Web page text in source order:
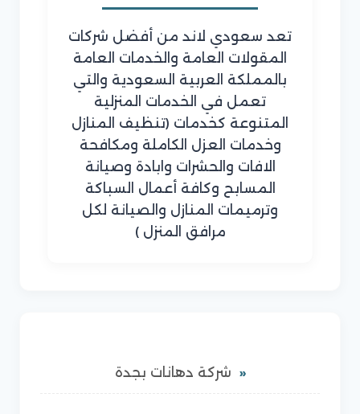
تعد سعودي لاند من أفضل شركات
المقولات العامة والخدمات العامة
بالمملكة العربية السعودية والتي
تعمل في الخدمات المنزلية
المتنوعة كخدمات (تنظيف المنازل
وخدمات العزل الكاملة ومكافحة
الافات والحشرات وابادة وصيانة
المسابح وكافة أعمال السباكة
وترميمات المنازل والصيانة لكل
مرافق المنزل )
شركة دهانات بجدة